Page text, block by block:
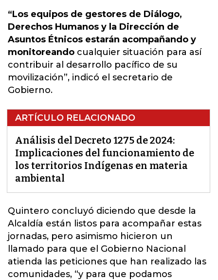
“Los equipos de gestores de Diálogo,
Derechos Humanos y la Dirección de
Asuntos Étnicos estarán acompañando y
monitoreando cualquier situación para así
contribuir al desarrollo pacífico de su
movilización”, indicó el secretario de
Gobierno.
ARTÍCULO RELACIONADO
Análisis del Decreto 1275 de 2024:
Implicaciones del funcionamiento de
los territorios Indígenas en materia
ambiental
Quintero concluyó diciendo que desde la
Alcaldía están listos para acompañar estas
jornadas, pero asimismo hicieron un
llamado para que el Gobierno Nacional
atienda las peticiones que han realizado las
comunidades, “y para que podamos